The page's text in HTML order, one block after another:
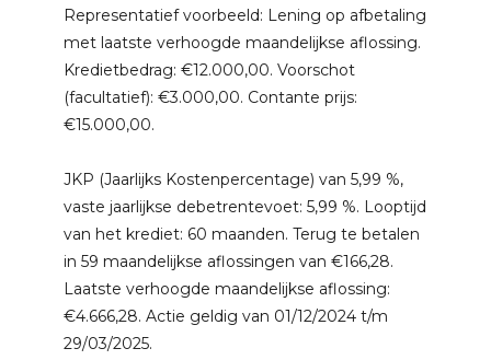
Representatief voorbeeld: Lening op afbetaling
met laatste verhoogde maandelijkse aflossing.
Kredietbedrag: €12.000,00. Voorschot
(facultatief): €3.000,00. Contante prijs:
€15.000,00.
JKP (Jaarlijks Kostenpercentage) van 5,99 %,
vaste jaarlijkse debetrentevoet: 5,99 %. Looptijd
van het krediet: 60 maanden. Terug te betalen
in 59 maandelijkse aflossingen van €166,28.
Laatste verhoogde maandelijkse aflossing:
€4.666,28. Actie geldig van 01/12/2024 t/m
29/03/2025.